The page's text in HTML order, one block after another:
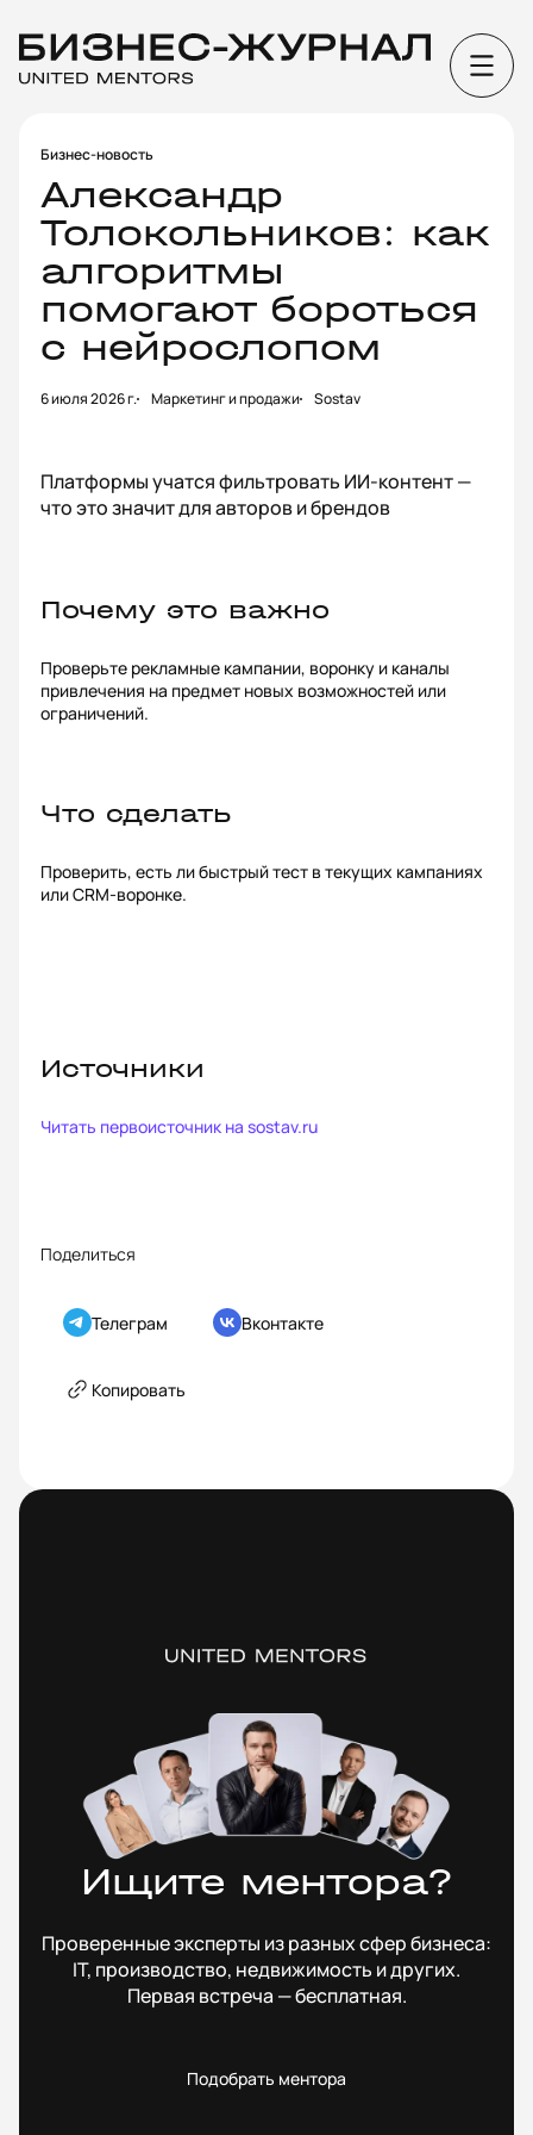
Бизнес-новость
Александр
Толокольников: как
алгоритмы
помогают бороться
с нейрослопом
6 июля 2026 г. Маркетинг и продажи Sostav
Платформы учатся фильтровать ИИ-контент —
что это значит для авторов и брендов
Почему это важно
Проверьте рекламные кампании, воронку и каналы
привлечения на предмет новых возможностей или
ограничений.
Что сделать
Проверить, есть ли быстрый тест в текущих кампаниях
или CRM-воронке.
Источники
Читать первоисточник на sostav.ru
Поделиться
Телеграм Вконтакте
Копировать
Ищите ментора?
Проверенные эксперты из разных сфер бизнеса:
IT, производство, недвижимость и других.
Первая встреча — бесплатная.
Подобрать ментора